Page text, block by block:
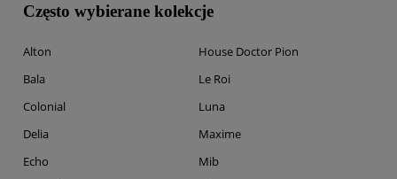
Często wybierane kolekcje
Alton
Bala
Colonial
Delia
Echo
House Doctor Pion
Le Roi
Luna
Maxime
Mib